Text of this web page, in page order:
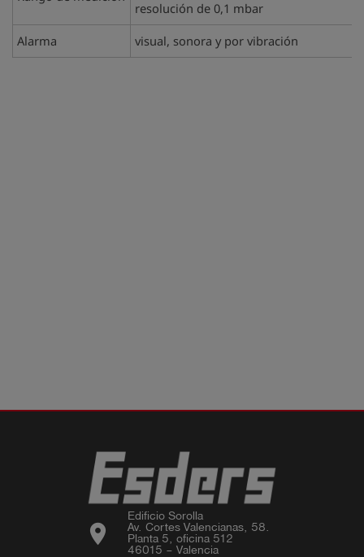
resolución de 0,1 mbar
Alarma
visual, sonora y por vibración
location_on
Edificio Sorolla
Av. Cortes Valencianas, 58.
Planta 5, oficina 512
46015 – Valencia